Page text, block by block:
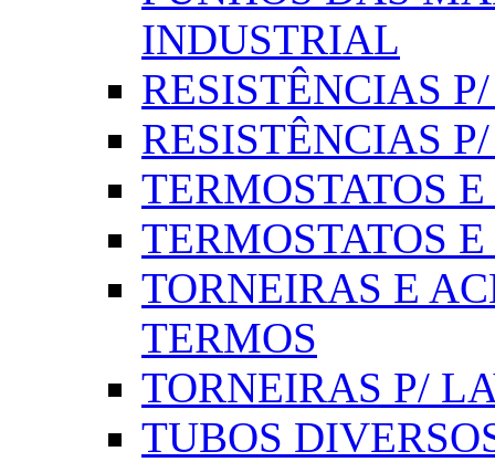
INDUSTRIAL
RESISTÊNCIAS
RESISTÊNCIAS
TERMOSTATOS
TERMOSTATOS
TORNEIRAS E
TERMOS
TORNEIRAS P/
TUBOS